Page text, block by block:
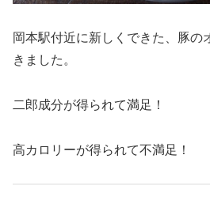
岡本駅付近に新しくできた、豚の
きました。
二郎成分が得られて満足！
高カロリーが得られて不満足！